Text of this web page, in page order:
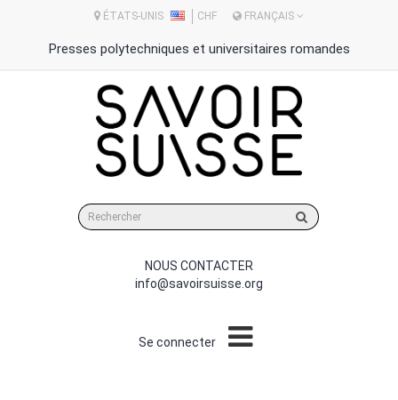
ÉTATS-UNIS CHF FRANÇAIS
Presses polytechniques et universitaires romandes
sur
site
NOUS CONTACTER
info@savoirsuisse.org
Se connecter